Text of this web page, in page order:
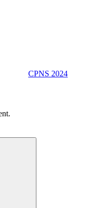
CPNS 2024